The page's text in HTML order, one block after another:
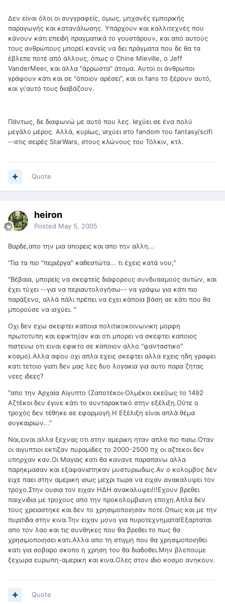
Δεν είναι όλοι οι συγγραφείς, όμως, μηχανές εμπορικής
παραγωγής και κατανάλωσης. Υπάρχουν και καλλιτεχνές που
κάνουν κάτι επειδή πραγματικά το γουστάρουν, και από αυτούς
τους ανθρώπους μπορεί κανείς να δει πράγματα που δε θα τα
έβλεπε ποτέ από άλλους, όπως ο Chine Mieville, o Jeff
VanderMeer, και άλλα "άρρωστα" άτομα. Αυτοί οι άνθρωποι
γράφουν κάτι και σε "όποιον αρέσει", και οι fans το ξέρουν αυτό,
και γι'αυτό τους διαβάζουν.
Πάντως, δε διαφωνώ με αυτό που λες. Ισχύει σε ένα πολύ
μεγάλο μέρος. Αλλά, κυρίως, ισχύει στο fandom του fantasy/scifi
--στις σειρές StarWars, στους κλώνους του Τόλκιν, κτλ.
Quote
heiron
Posted May 5, 2005
Βαρδε,απο την μια απορεις και απο την αλλη...
"Για τα πιο "περιέργα" καθεστώτα... τι έχεις κατά νου;"
"Βέβαια, μπορείς να σκεφτείς διάφορους συνδυασμούς αυτών, και
έχει τύχει --για να περιαυτολογήσω-- να γράψω για κάτι πιο
παράξενο, αλλά πάλι πρέπει να έχει κάποια βάση σε κάτι που θα
μπορούσε να ισχύει. "
Οχι δεν εχω σκεφτει καποια πολιτικοκοινωνικη μορφη
πρωτοτυπη και εφικτη(αν και οτι μπορει να σκεφτει καποιος
πιστευω οτι ειναι εφικτο σε καποιον αλλο "φανταστικο"
κοσμο).Αλλα αφου οχι απλα εχεις σκεφτει αλλα εχεις ηδη γραψει
κατι τετοιο γιατι δεν μας λες δυο λογακια για αυτο παρα ζητας
νεες ιδεες?
"απο την Αρχαία Αίγυπτο (Ζαποτέκοι-Ολμέκοι εκεί)ως το 1492
Αζτέκοι δεν έγινε κάτι το συνταρακτικό στην εξέλιξη.Ούτε ο
τροχός δεν τέθηκε σε εφαρμογή.Η Εξέλιξη είναι απλά θέμα
συγκαιριών..."
Ναι,ειναι αλλα ξεχνας οτι στην αμερικη ηταν απλα πιο πισω.Οταν
οι αιγυπτιοι εκτιζαν πυραμιδες το 2000-2500 πχ οι αζτεκοι δεν
υπηρχαν καν.Οι Μαγιας κατι θα κανανε παραπανω αλλα
παρηκμασαν και εξαφανιστηκαν μυστυριωδως.Αν ο κολομβος δεν
ειχε παει στην αμερικη ισως μεχρι τωρα να ειχαν ανακαλυψει τον
τροχο.Στην ουσια τον ειχαν ΗΔΗ ανακαλυψει!!!Εχουν βρεθει
παιχνιδια με τροχους απο την προκολομβιανη εποχη.Απλα δεν
τους χρειαστηκε και δεν το χρησιμοποιησαν ποτε.Οπως και με την
πυριτιδα στην κινα.Την ειχαν μονο για πυροτεχνηματα!Εξαρταται
απο τον λαο και τις συνθηκες που θα βρεθει το πως θα
χρησιμοποιησει κατι.Αλλα απο τη στιγμη που θα χρησιμοποιηθει
κατι για σοβαρο σκοπο η χρηση του θα διαδοθει.Μην βλεπουμε
ξεχωρα ευρωπη-αμερικη και κινα.Ολες στον ιδιο κοσμο ανηκουν.
Quote